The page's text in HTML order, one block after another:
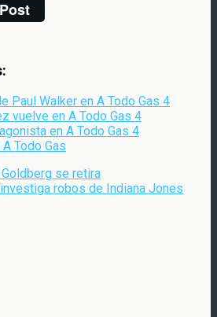
Post
Paul Walker en A Todo Gas 4
vuelve en A Todo Gas 4
en A Todo Gas 4
Todo Gas
se retira
robos de Indiana Jones